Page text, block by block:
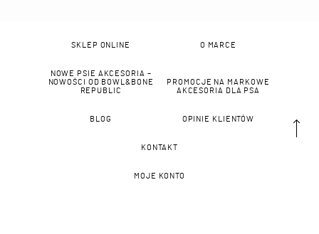
SKLEP ONLINE O MARCE
NOWE PSIE AKCESORIA –
NOWOŚCI OD BOWL&BONE
REPUBLIC
PROMOCJE NA MARKOWE
AKCESORIA DLA PSA
BLOG OPINIE KLIENTÓW
KONTAKT
MOJE KONTO